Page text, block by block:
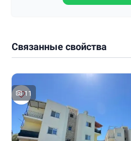
Связанные свойства
11